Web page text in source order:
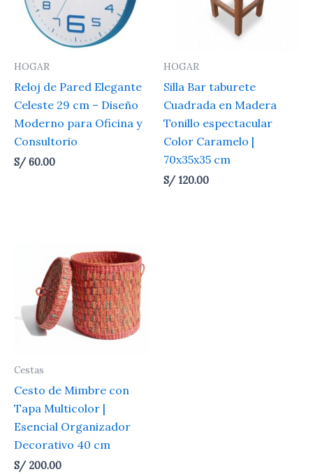
HOGAR
Reloj de Pared Elegante
Celeste 29 cm – Diseño
Moderno para Oficina y
Consultorio
S/60.00
HOGAR
Silla Bar taburete
Cuadrada en Madera
Tonillo espectacular
Color Caramelo |
70x35x35 cm
S/120.00
Cestas
Cesto de Mimbre con
Tapa Multicolor |
Esencial Organizador
Decorativo 40 cm
S/200.00